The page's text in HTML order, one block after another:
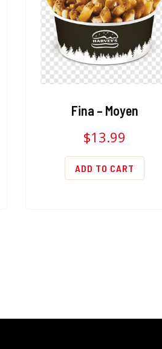
Fina – Moyen
$13.99
ADD TO CART